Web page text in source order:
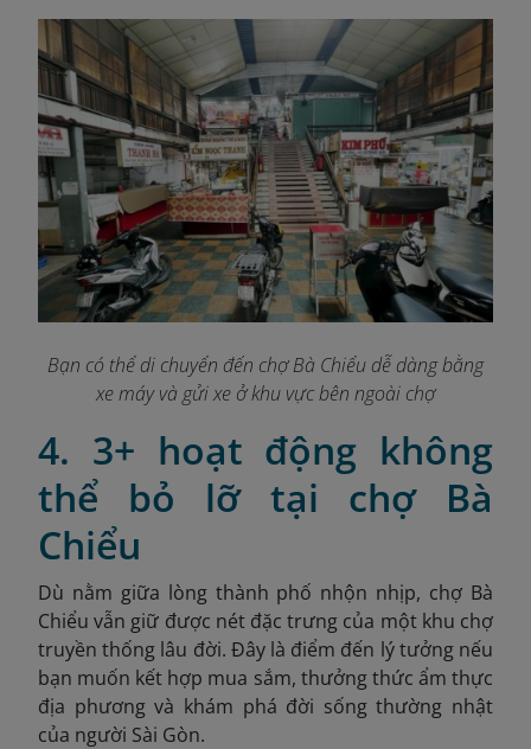
Bạn có thể di chuyển đến chợ Bà Chiểu dễ dàng bằng
xe máy và gửi xe ở khu vực bên ngoài chợ
4. 3+ hoạt động không
thể bỏ lỡ tại chợ Bà
Chiểu
Dù nằm giữa lòng thành phố nhộn nhịp, chợ Bà
Chiểu vẫn giữ được nét đặc trưng của một khu chợ
truyền thống lâu đời. Đây là điểm đến lý tưởng nếu
bạn muốn kết hợp mua sắm, thưởng thức ẩm thực
địa phương và khám phá đời sống thường nhật
của người Sài Gòn.